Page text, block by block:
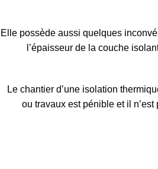
Elle possède aussi quelques
l’épaisseur de la couche
Le chantier d’une isolation
ou travaux est pénible et il n’est